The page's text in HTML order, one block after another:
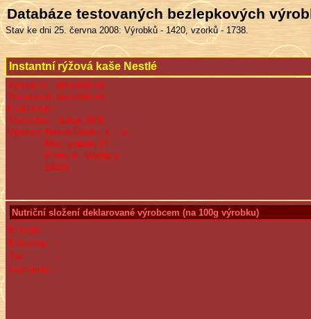
Databáze testovaných bezlepkových
Stav ke dni 25. června 2008: Výrobků - 1420, vzorků - 1738.
Instantní rýžová kaše Nestlé
Vyrobeno:
(nezjištěno)
Trvanlivost: (nezjištěno)
Číslo šarže:
Testováno: duben 2008
Výrobce: Nestlé Česko, s. r. o.
Mezi vodami 27
Praha 4 - Modřany
14320
Nutriční složení deklarované výrobcem (na 100g výrobku)
Energie:
-
Bílkoviny: -
Tuk:
-
Sacharidy: -